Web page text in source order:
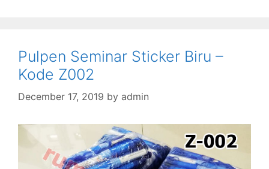
Pulpen Seminar Sticker Biru –
Kode Z002
December 17, 2019 by admin